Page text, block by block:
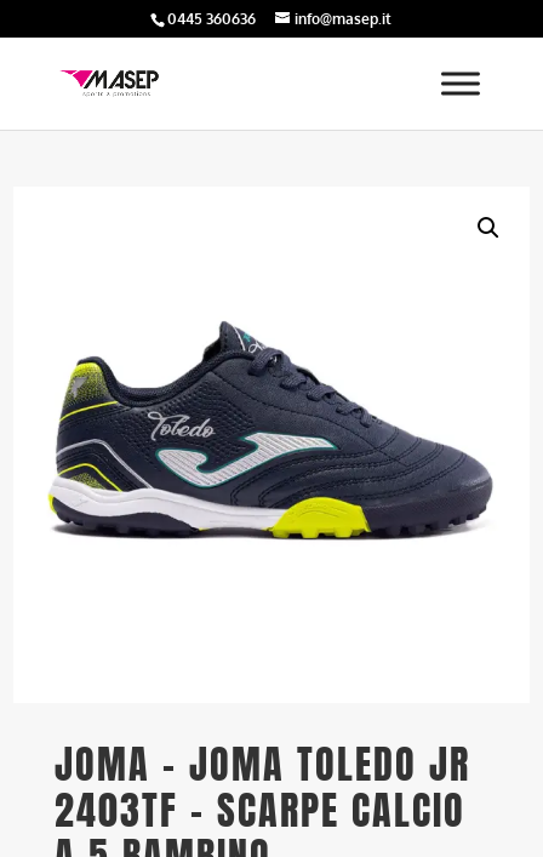
0445 360636 info@masep.it
JOMA – JOMA TOLEDO JR
2403TF – SCARPE CALCIO